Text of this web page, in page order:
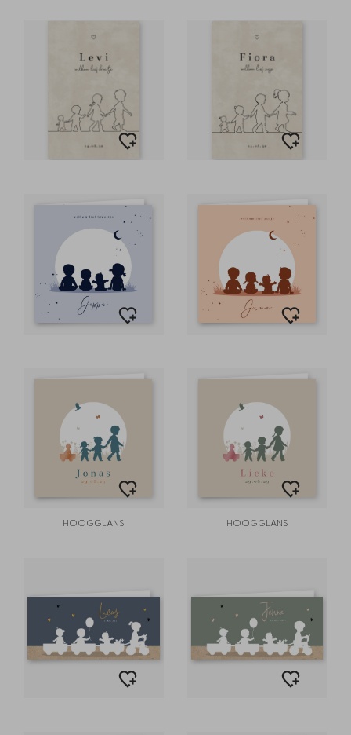
HOOGGLANS HOOGGLANS